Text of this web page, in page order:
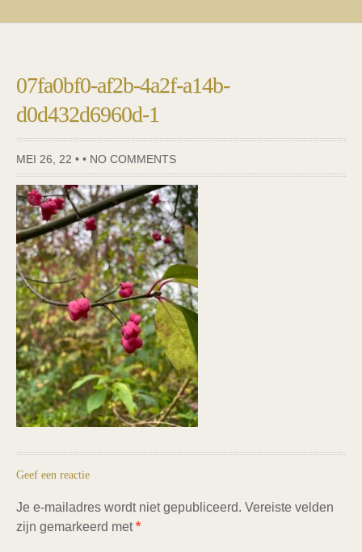
07fa0bf0-af2b-4a2f-a14b-
d0d432d6960d-1
MEI 26, 22 • • NO COMMENTS
Geef een reactie
Je e-mailadres wordt niet gepubliceerd. Vereiste velden
zijn gemarkeerd met*